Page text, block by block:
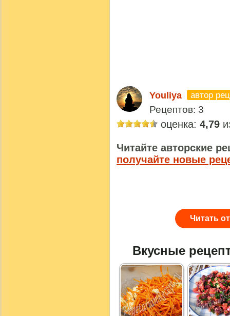
Youliya автор
Рецептов: 3
оценка: 4,79
Читайте авторские
получайте новые
Читать
Вкусные